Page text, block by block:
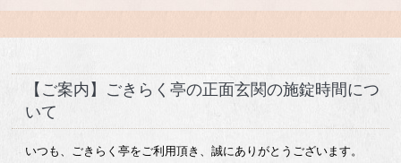
【ご案内】ごきらく亭の正面玄関の施錠時間につ
いて
いつも、ごきらく亭をご利用頂き、誠にありがとうございます。